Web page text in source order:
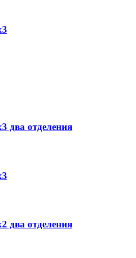
два отделения
два отделения